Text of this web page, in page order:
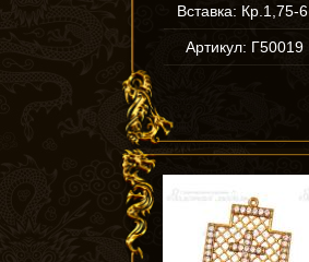
Вставка: Кр.1,75-6.
Артикул: Г50019